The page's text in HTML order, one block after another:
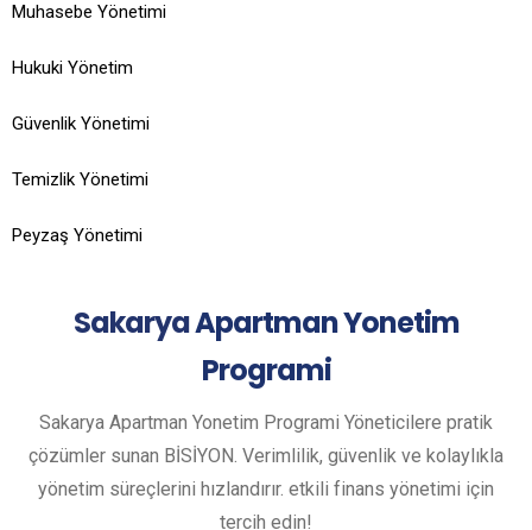
Muhasebe Yönetimi
Hukuki Yönetim
Güvenlik Yönetimi
Temizlik Yönetimi
Peyzaş Yönetimi
SakaryaApartman Yonetim
Programi
Sakarya Apartman Yonetim Programi Yöneticilere pratik
çözümler sunan BİSİYON. Verimlilik, güvenlik ve kolaylıkla
yönetim süreçlerini hızlandırır. etkili finans yönetimi için
tercih edin!